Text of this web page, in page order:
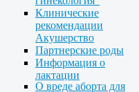
Клинические
рекомендации
Акушерство
Партнерские роды
Информация о
лактации
О вреде аборта для